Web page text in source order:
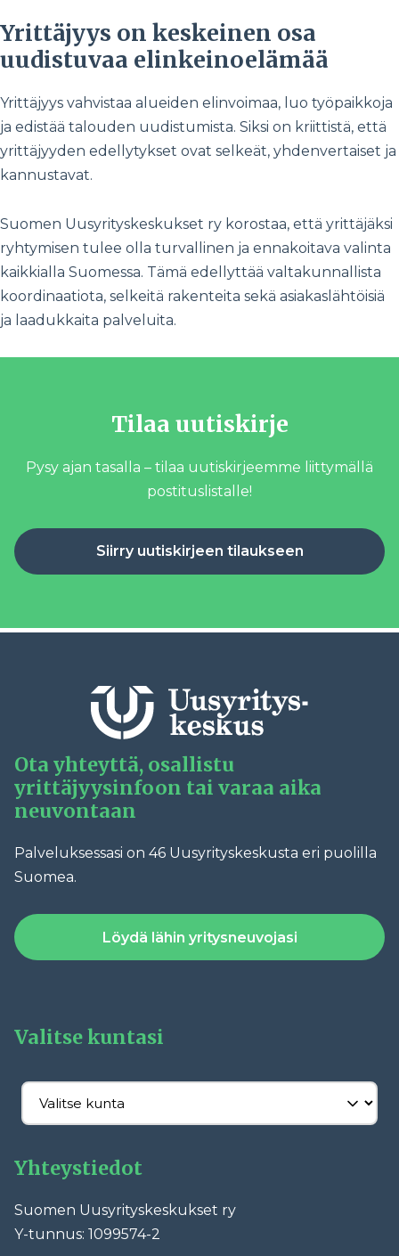
Yrittäjyys on keskeinen osa
uudistuvaa elinkeinoelämää
Yrittäjyys vahvistaa alueiden elinvoimaa, luo työpaikkoja
ja edistää talouden uudistumista. Siksi on kriittistä, että
yrittäjyyden edellytykset ovat selkeät, yhdenvertaiset ja
kannustavat.
Suomen Uusyrityskeskukset ry korostaa, että yrittäjäksi
ryhtymisen tulee olla turvallinen ja ennakoitava valinta
kaikkialla Suomessa. Tämä edellyttää valtakunnallista
koordinaatiota, selkeitä rakenteita sekä asiakaslähtöisiä
ja laadukkaita palveluita.
Tilaa uutiskirje
Pysy ajan tasalla – tilaa uutiskirjeemme liittymällä
postituslistalle!
Siirry uutiskirjeen tilaukseen
Ota yhteyttä, osallistu
yrittäjyysinfoon tai varaa aika
neuvontaan
Palveluksessasi on 46 Uusyrityskeskusta eri puolilla
Suomea.
Löydä lähin yritysneuvojasi
Valitse kuntasi
Yhteystiedot
Suomen Uusyrityskeskukset ry
Y-tunnus: 1099574-2